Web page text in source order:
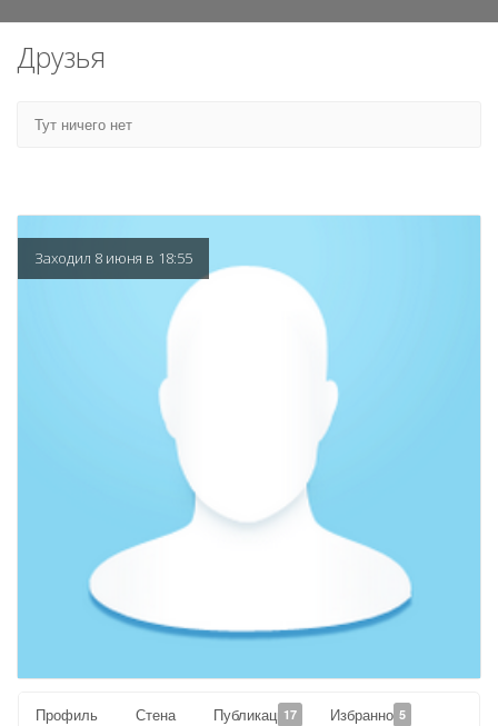
Друзья
Тут ничего нет
Заходил 8 июня в 18:55
Профиль Стена Публикации17 Избранное5